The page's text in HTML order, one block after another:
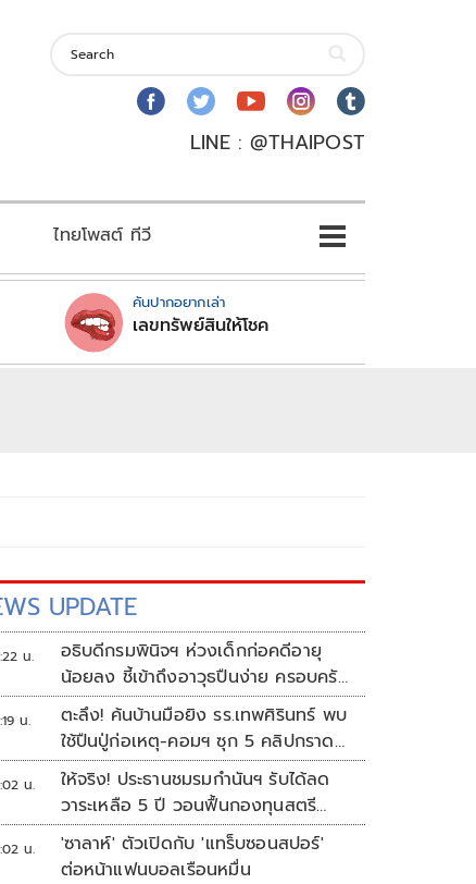
LINE : @THAIPOST
ไทยโพสต์ ทีวี
คันปากอยากเล่า
เลขทรัพย์สินให้โชค
UPDATE
น.
อธิบดีกรมพินิจฯ ห่วงเด็กก่อคดีอายุ
น้อยลง ชี้เข้าถึงอาวุธปืนง่าย ครอบครัว
แตกแยกเป็นชนวนสำคัญ
น.
ตะลึง! ค้นบ้านมือยิง รร.เทพศิรินทร์ พบ
ใช้ปืนปู่ก่อเหตุ-คอมฯ ซุก 5 คลิปกราด
ยิง
น.
ให้จริง! ประธานชมรมกำนันฯ รับได้ลด
วาระเหลือ 5 ปี วอนฟื้นกองทุนสตรี
อำเภอละล้าน
น.
'ซาลาห์' ตัวเปิดกับ 'แทร็บซอนสปอร์'
ต่อหน้าแฟนบอลเรือนหมื่น